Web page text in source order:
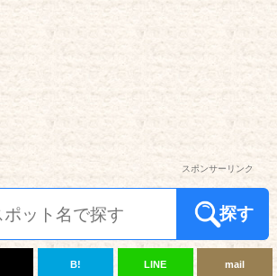
スポンサーリンク
探す
B! LINE mail